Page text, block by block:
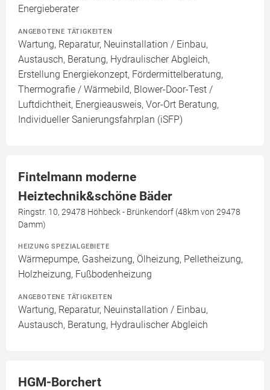
Energieberater
ANGEBOTENE TÄTIGKEITEN
Wartung, Reparatur, Neuinstallation / Einbau,
Austausch, Beratung, Hydraulischer Abgleich,
Erstellung Energiekonzept, Fördermittelberatung,
Thermografie / Wärmebild, Blower-Door-Test /
Luftdichtheit, Energieausweis, Vor-Ort Beratung,
Individueller Sanierungsfahrplan (iSFP)
Fintelmann moderne
Heiztechnik&schöne Bäder
Ringstr. 10, 29478 Höhbeck - Brünkendorf (48km von 29478
Damm)
HEIZUNG SPEZIALGEBIETE
Wärmepumpe, Gasheizung, Ölheizung, Pelletheizung,
Holzheizung, Fußbodenheizung
ANGEBOTENE TÄTIGKEITEN
Wartung, Reparatur, Neuinstallation / Einbau,
Austausch, Beratung, Hydraulischer Abgleich
HGM-Borchert